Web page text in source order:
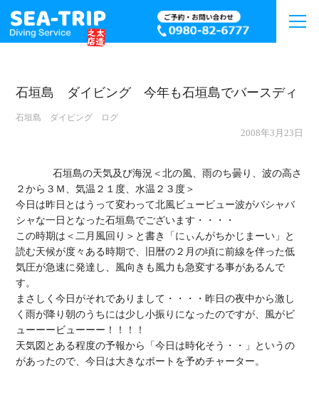
石垣島 ダイビング 今年も石垣島でバースディ
石垣島 ダイビング ログ
2008年3月23日
             石垣島の天気及び海況＜北の風、雨のち曇り、波の高さ
２から３Ｍ、気温２１度、水温２３度＞
今日は昨日とはうって変わって北風ビュービュー波がバシャバ
シャな一日となった石垣島でございます・・・・
この時期は＜二月風回り＞と書き「にぃんがちかじまーい」と
読む天候が度々ある時期で、旧暦の２月の頃に前線を伴った低
気圧が急速に発達し、風向きも風力も急変する事があるんで
す。
まさしく今日がそれでありまして・・・・昨日の夜中から激し
く雨が降り朝のうちには少し小振りになったのですが、風がビ
ューーービューーー！！！！
天気図とある程度の予報から「今日は時化そう・・」というの
があったので、今日は大きなボートを予めチャーター。